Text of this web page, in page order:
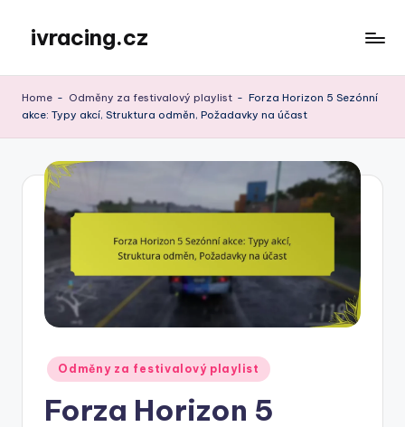
content
ivracing.cz
Home - Odměny za festivalový playlist - Forza Horizon 5 Sezónní
akce: Typy akcí, Struktura odměn, Požadavky na účast
Posted
in
Odměny za festivalový playlist
Forza Horizon 5